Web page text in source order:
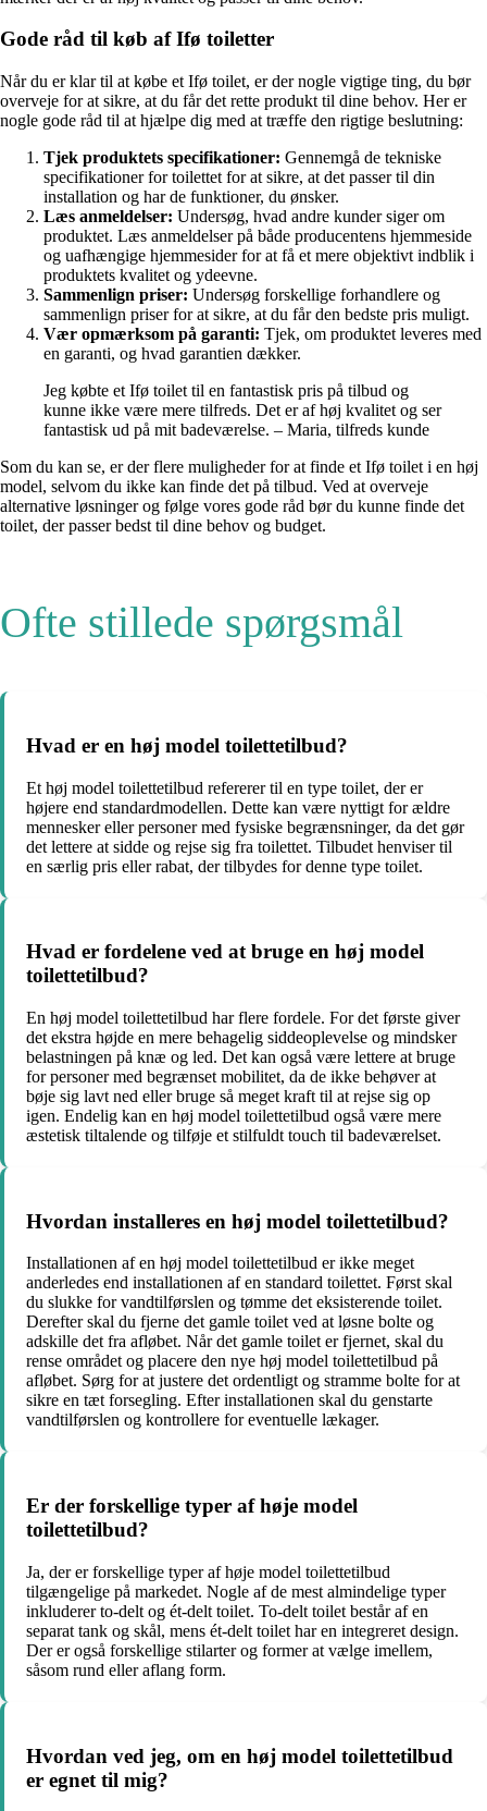
Gode råd til køb af Ifø toiletter
Når du er klar til at købe et Ifø toilet, er der nogle vigtige ting, du bør
overveje for at sikre, at du får det rette produkt til dine behov. Her er
nogle gode råd til at hjælpe dig med at træffe den rigtige beslutning:
Tjek produktets specifikationer: Gennemgå de tekniske
specifikationer for toilettet for at sikre, at det passer til din
installation og har de funktioner, du ønsker.
Læs anmeldelser: Undersøg, hvad andre kunder siger om
produktet. Læs anmeldelser på både producentens hjemmeside
og uafhængige hjemmesider for at få et mere objektivt indblik i
produktets kvalitet og ydeevne.
Sammenlign priser: Undersøg forskellige forhandlere og
sammenlign priser for at sikre, at du får den bedste pris muligt.
Vær opmærksom på garanti: Tjek, om produktet leveres med
en garanti, og hvad garantien dækker.
Jeg købte et Ifø toilet til en fantastisk pris på tilbud og
kunne ikke være mere tilfreds. Det er af høj kvalitet og ser
fantastisk ud på mit badeværelse. – Maria, tilfreds kunde
Som du kan se, er der flere muligheder for at finde et Ifø toilet i en høj
model, selvom du ikke kan finde det på tilbud. Ved at overveje
alternative løsninger og følge vores gode råd bør du kunne finde det
toilet, der passer bedst til dine behov og budget.
Ofte stillede spørgsmål
Hvad er en høj model toilettetilbud?
Et høj model toilettetilbud refererer til en type toilet, der er
højere end standardmodellen. Dette kan være nyttigt for ældre
mennesker eller personer med fysiske begrænsninger, da det gør
det lettere at sidde og rejse sig fra toilettet. Tilbudet henviser til
en særlig pris eller rabat, der tilbydes for denne type toilet.
Hvad er fordelene ved at bruge en høj model
toilettetilbud?
En høj model toilettetilbud har flere fordele. For det første giver
det ekstra højde en mere behagelig siddeoplevelse og mindsker
belastningen på knæ og led. Det kan også være lettere at bruge
for personer med begrænset mobilitet, da de ikke behøver at
bøje sig lavt ned eller bruge så meget kraft til at rejse sig op
igen. Endelig kan en høj model toilettetilbud også være mere
æstetisk tiltalende og tilføje et stilfuldt touch til badeværelset.
Hvordan installeres en høj model toilettetilbud?
Installationen af en høj model toilettetilbud er ikke meget
anderledes end installationen af en standard toilettet. Først skal
du slukke for vandtilførslen og tømme det eksisterende toilet.
Derefter skal du fjerne det gamle toilet ved at løsne bolte og
adskille det fra afløbet. Når det gamle toilet er fjernet, skal du
rense området og placere den nye høj model toilettetilbud på
afløbet. Sørg for at justere det ordentligt og stramme bolte for at
sikre en tæt forsegling. Efter installationen skal du genstarte
vandtilførslen og kontrollere for eventuelle lækager.
Er der forskellige typer af høje model
toilettetilbud?
Ja, der er forskellige typer af høje model toilettetilbud
tilgængelige på markedet. Nogle af de mest almindelige typer
inkluderer to-delt og ét-delt toilet. To-delt toilet består af en
separat tank og skål, mens ét-delt toilet har en integreret design.
Der er også forskellige stilarter og former at vælge imellem,
såsom rund eller aflang form.
Hvordan ved jeg, om en høj model toilettetilbud
er egnet til mig?